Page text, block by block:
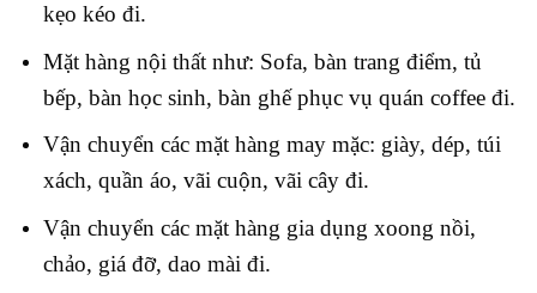
kẹo kéo đi.
Mặt hàng nội thất như: Sofa, bàn trang điểm, tủ
bếp, bàn học sinh, bàn ghế phục vụ quán coffee đi.
Vận chuyển các mặt hàng may mặc: giày, dép, túi
xách, quần áo, vãi cuộn, vãi cây đi.
Vận chuyển các mặt hàng gia dụng xoong nồi,
chảo, giá đỡ, dao mài đi.